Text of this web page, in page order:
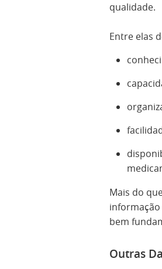
qualidade.
Entre elas
Mais do
bem
Outras